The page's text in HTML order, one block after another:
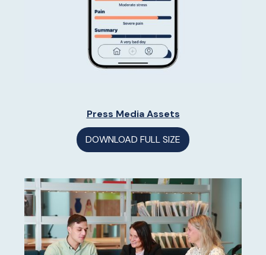
Press Media Assets
DOWNLOAD FULL SIZE